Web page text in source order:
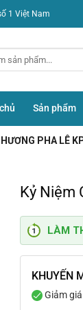
1 Việt Nam
Sản phẩm
PHA LÊ
Kỷ Niệm
LÀM
KHUYẾN
Giảm